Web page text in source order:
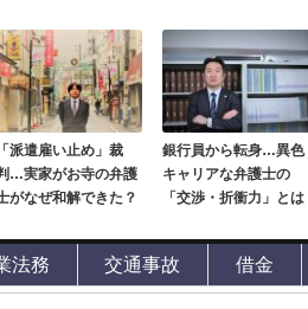
「派遣雇い止め」裁
…実家がお寺の弁護
がなぜ和解できた？
銀行員から転身…異色
キャリアな弁護士の
「交渉・折衝力」とは
法務 交通事故 借金